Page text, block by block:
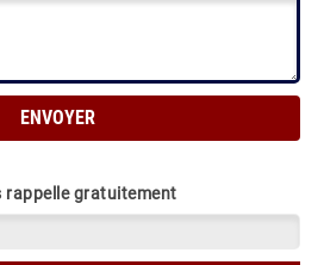
rappelle gratuitement